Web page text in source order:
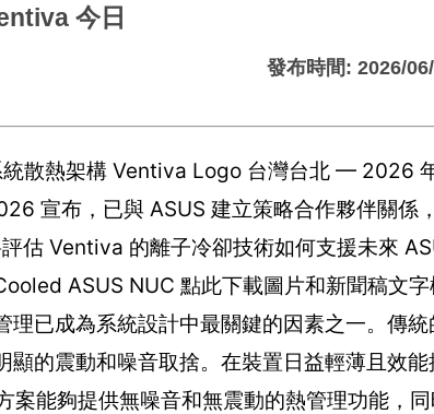
今日
發布時間: 2026/
散熱架構 Ventiva Logo 台灣台北 — 2026
宣布，已與 ASUS 建立策略合作夥伴關係
估 Ventiva 的離子冷卻技術如何支援未來
ASUS NUC 點此下載圖片和新聞稿文
已成為系統設計中最關鍵的因素之一。傳
的震動和噪音取捨。在裝置日益輕薄且效
能夠提供無噪音和無震動的熱管理功能，